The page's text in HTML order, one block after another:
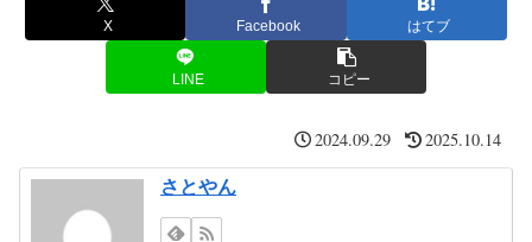
X Facebook はてブ
LINE コピー
2024.09.29 2025.10.14
さとやん